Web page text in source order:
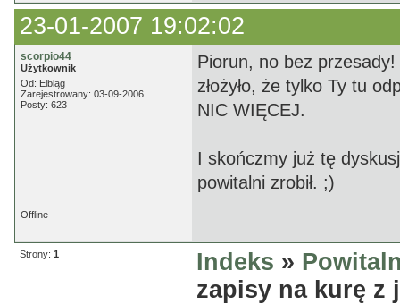
23-01-2007 19:02:02
scorpio44
Użytkownik
Od: Elbląg
Zarejestrowany: 03-09-2006
Posty: 623
Piorun, no bez
złożyło, że tylko Ty tu
NIC WIĘCEJ.
I skończmy już tę
powitalni zrobił. ;)
Offline
Strony: 1 Indeks »
zapisy na kurę z